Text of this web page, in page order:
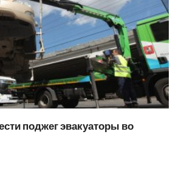
поджег эвакуаторы во